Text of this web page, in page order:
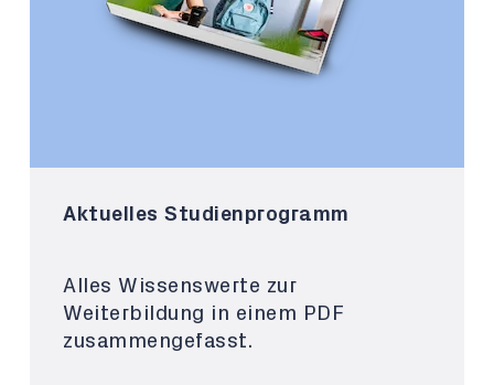
Aktuelles Studienprogramm
Alles Wissenswerte zur
Weiterbildung in einem PDF
zusammengefasst.